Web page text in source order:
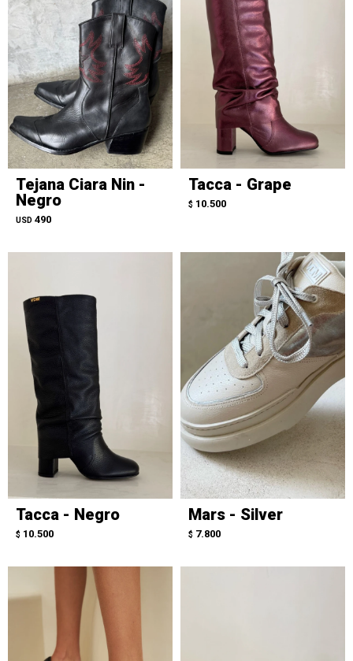
Tejana Ciara Nin -
Negro
USD 490
Tacca - Grape
$ 10.500
Tacca - Negro
$ 10.500
Mars - Silver
$ 7.800